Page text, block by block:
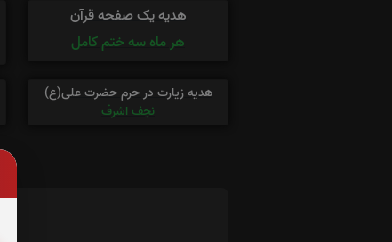
هدیه یک صفحه قرآن
هر ماه سه ختم کامل
هدیه زیارت در حرم حضرت علی(ع)
نجف اشرف